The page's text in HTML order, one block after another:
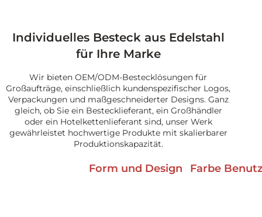
Individuelles Besteck aus Edelstahl
für Ihre Marke
Wir bieten OEM/ODM-Bestecklösungen für
Großaufträge, einschließlich kundenspezifischer Logos,
Verpackungen und maßgeschneiderter Designs. Ganz
gleich, ob Sie ein Bestecklieferant, ein Großhändler
oder ein Hotelkettenlieferant sind, unser Werk
gewährleistet hochwertige Produkte mit skalierbarer
Produktionskapazität.
Form und Design Farbe